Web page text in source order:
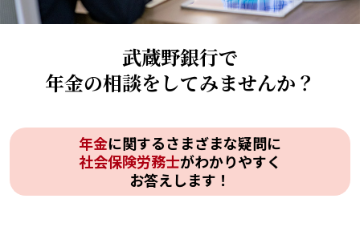
武蔵野銀行で
年金の相談をしてみませんか？
年金に関するさまざまな疑問に
社会保険労務士がわかりやすく
お答えします！